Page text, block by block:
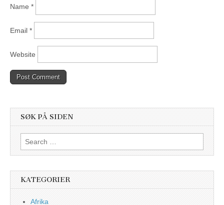
Name *
Email *
Website
SØK PÅ SIDEN
Search
for:
KATEGORIER
Afrika